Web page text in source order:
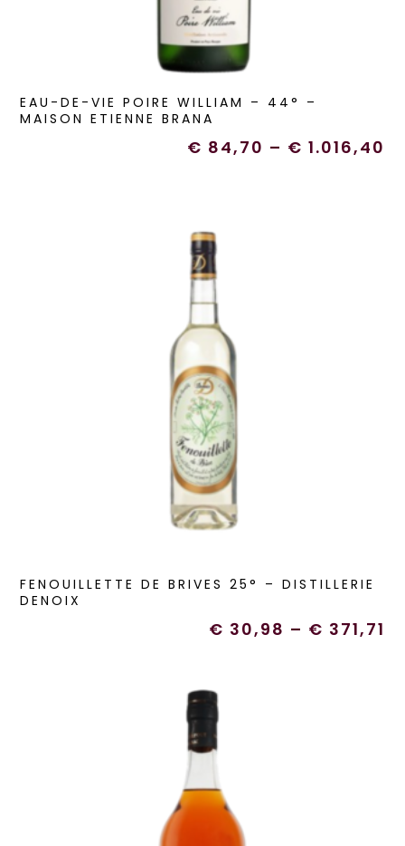
EAU-DE-VIE POIRE WILLIAM – 44° –
MAISON ETIENNE BRANA
€ 84,70 – € 1.016,40
FENOUILLETTE DE BRIVES 25° – DISTILLERIE
DENOIX
€ 30,98 – € 371,71